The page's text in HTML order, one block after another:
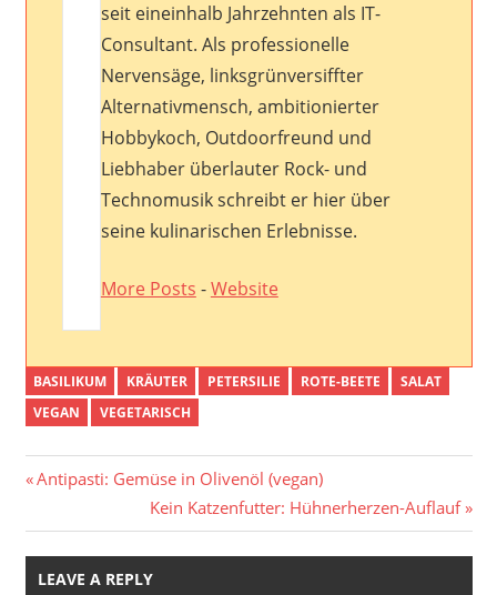
seit eineinhalb Jahrzehnten als IT-
Consultant. Als professionelle
Nervensäge, linksgrünversiffter
Alternativmensch, ambitionierter
Hobbykoch, Outdoorfreund und
Liebhaber überlauter Rock- und
Technomusik schreibt er hier über
seine kulinarischen Erlebnisse.
More Posts -Website
BASILIKUM KRÄUTER PETERSILIE ROTE-BEETE
SALAT
VEGAN
VEGETARISCH
Post
navigation
Previous
Antipasti: Gemüse in Olivenöl (vegan)
Next
Post:
Kein Katzenfutter: Hühnerherzen-Auflauf
LEAVE A REPLY